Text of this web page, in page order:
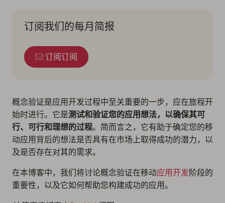
订阅我们的每月简报
订阅订阅
概念验证是应用开发过程中至关重要的一步，应在旅程开
始时进行。它是测试和验证您的应用想法，以确保其可
行、可行和理想的过程。简而言之，它有助于确定您的移
动应用背后的想法是否具有在市场上取得成功的潜力，以
及是否存在对其的需求。
在本博客中，我们将讨论概念验证在移动应用开发 阶段的
重要性，以及它如何帮助您构建成功的应用。